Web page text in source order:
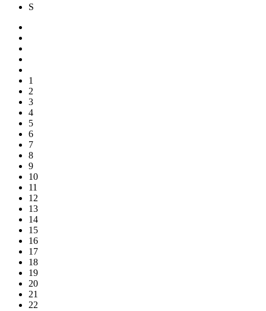
S
1
2
3
4
5
6
7
8
9
10
11
12
13
14
15
16
17
18
19
20
21
22